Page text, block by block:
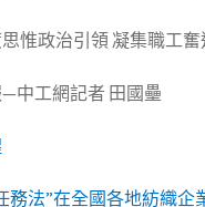
惟政治引領 凝集職工奮
中工網記者 田國壘
務法”在全國各地紡織